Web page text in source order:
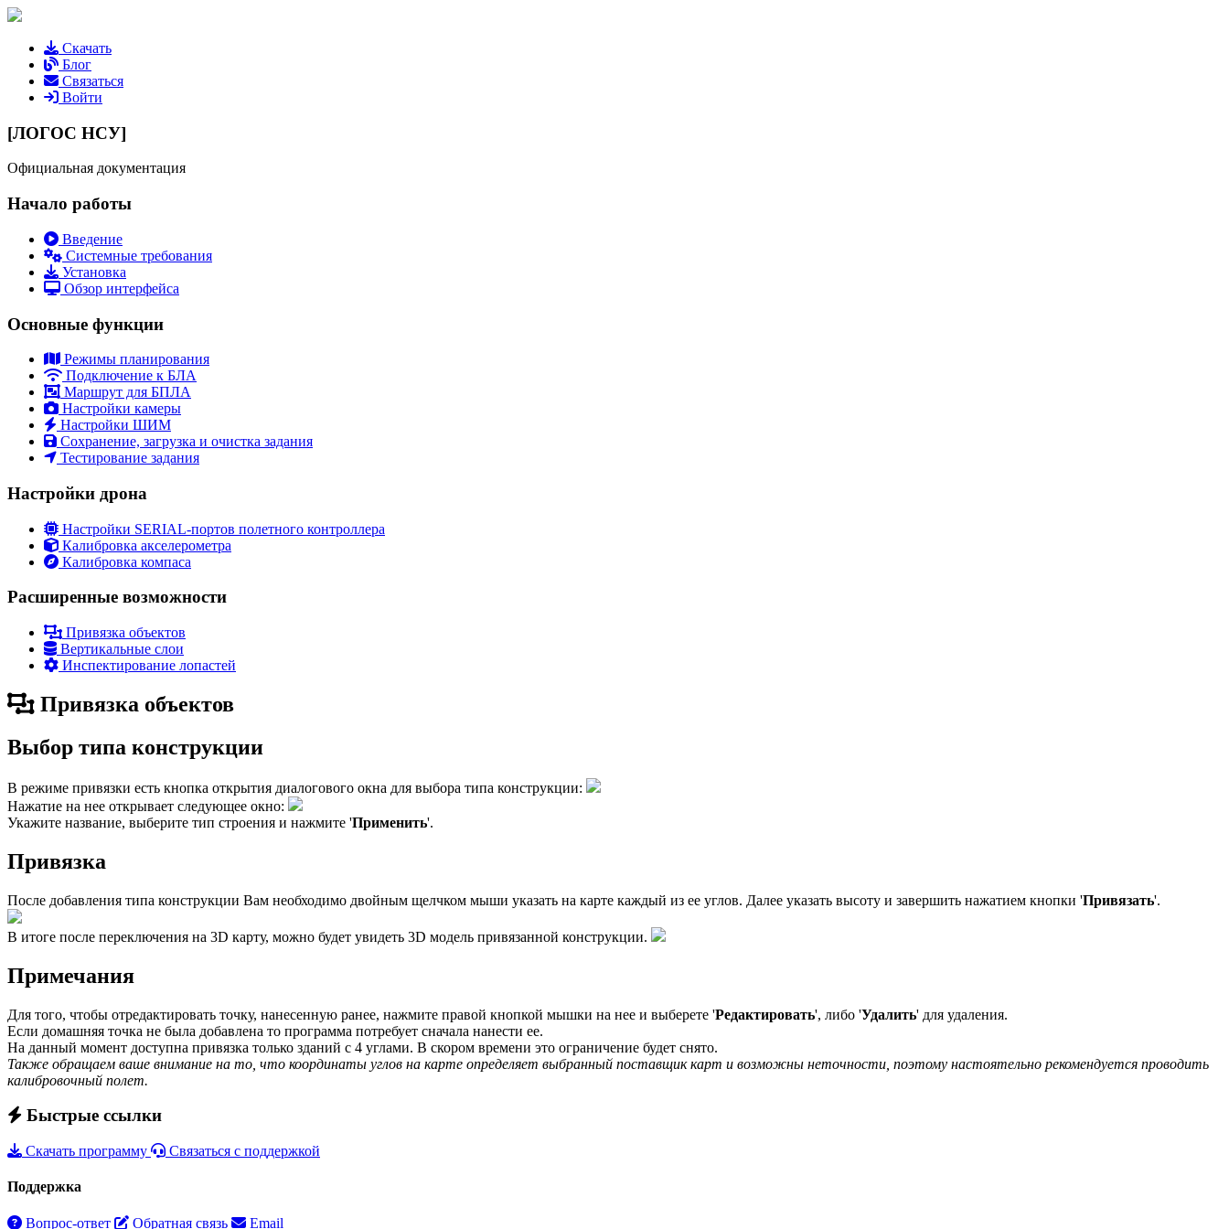
Скачать
Блог
Связаться
Войти
[ЛОГОС НСУ]
Официальная документация
Начало работы
Введение
Системные требования
Установка
Обзор интерфейса
Основные функции
Режимы планирования
Подключение к БЛА
Маршрут для БПЛА
Настройки камеры
Настройки ШИМ
Сохранение, загрузка и очистка задания
Тестирование задания
Настройки дрона
Настройки SERIAL-портов полетного контроллера
Калибровка акселерометра
Калибровка компаса
Расширенные возможности
Привязка объектов
Вертикальные слои
Инспектирование лопастей
Привязка объектов
Выбор типа конструкции
В режиме привязки есть кнопка открытия диалогового окна для выбора типа конструкции:
Нажатие на нее открывает следующее окно:
Укажите название, выберите тип строения и нажмите 'Применить'.
Привязка
После добавления типа конструкции Вам необходимо двойным щелчком мыши указать на карте каждый из ее углов. Далее указать высоту и завершить нажатием кнопки 'Привязать'.
В итоге после переключения на 3D карту, можно будет увидеть 3D модель привязанной конструкции.
Примечания
Для того, чтобы отредактировать точку, нанесенную ранее, нажмите правой кнопкой мышки на нее и выберете 'Редактировать', либо 'Удалить' для удаления.
Если домашняя точка не была добавлена то программа потребует сначала нанести ее.
На данный момент доступна привязка только зданий с 4 углами. В скором времени это ограничение будет снято.
Также обращаем ваше внимание на то, что координаты углов на карте определяет выбранный поставщик карт и возможны неточности, поэтому настоятельно рекомендуется проводить
калибровочный полет.
Быстрые ссылки
Скачать программу Связаться с поддержкой
Поддержка
Вопрос-ответ Обратная связь Email